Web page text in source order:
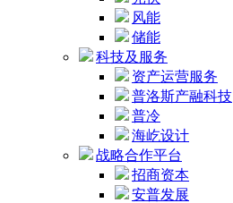
风能
储能
科技及服务
资产运营服务
普洛斯产融科技
普冷
海屹设计
战略合作平台
招商资本
安普发展